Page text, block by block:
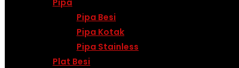
Pipa
Pipa Besi
Pipa Kotak
Pipa Stainless
Plat Besi